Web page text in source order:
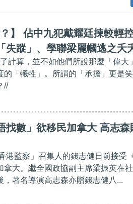
】 佔中九犯戴耀廷揀較輕
失蹤」、學聯梁麗幗逃之夭
擔後果？
計算，並不如他們所說那麼「偉大
「犧牲」。所謂的「承擔」更是
//
找數」欲移民加拿大 高志森
港監察」召集人的錢志健日前接受
大。繼全國政協副主席梁振英在
著名導演高志森亦贈錢志健八...